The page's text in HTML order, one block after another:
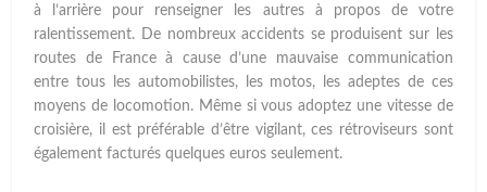
à l’arrière pour renseigner les autres à propos de votre
ralentissement. De nombreux accidents se produisent sur les
routes de France à cause d’une mauvaise communication
entre tous les automobilistes, les motos, les adeptes de ces
moyens de locomotion. Même si vous adoptez une vitesse de
croisière, il est préférable d’être vigilant, ces rétroviseurs sont
également facturés quelques euros seulement.